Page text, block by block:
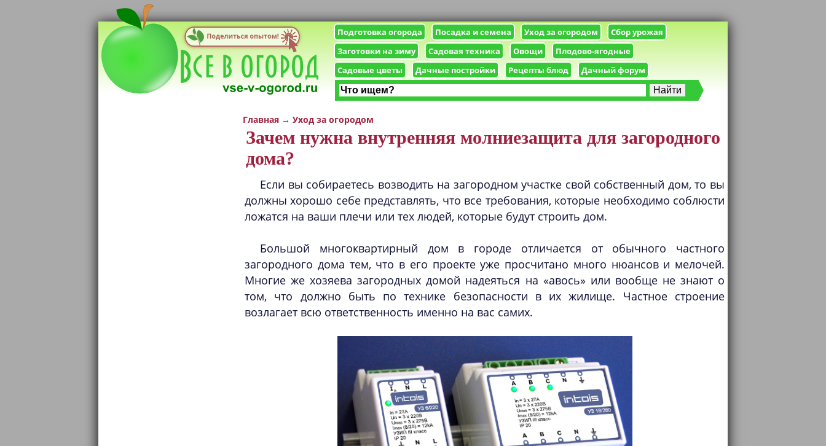
Подготовка огорода Посадка и семена Уход за огородом
Сбор урожая
Заготовки на зиму
Садовая техника Овощи
Плодово-ягодные
Садовые цветы
Дачные постройки Рецепты блюд Дачный форум
Главная → Уход за огородом
Зачем нужна внутренняя молниезащита для загородного
дома?
Если вы собираетесь возводить на загородном участке свой собственный дом, то вы
должны хорошо себе представлять, что все требования, которые необходимо соблюсти
ложатся на ваши плечи или тех людей, которые будут строить дом.
Большой многоквартирный дом в городе отличается от обычного частного
загородного дома тем, что в его проекте уже просчитано много нюансов и мелочей.
Многие же хозяева загородных домой надеяться на «авось» или вообще не знают о
том, что должно быть по технике безопасности в их жилище. Частное строение
возлагает всю ответственность именно на вас самих.